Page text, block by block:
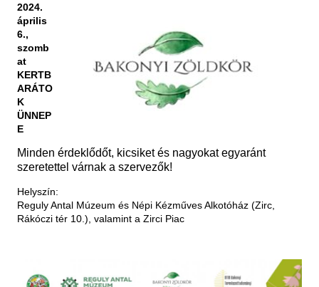
2024.
április
6.,
szomb
at
KERTB
ARÁTO
K
ÜNNEP
E
Minden érdeklődőt, kicsiket és nagyokat egyaránt
szeretettel várnak a szervezők!
Helyszín:
Reguly Antal Múzeum és Népi Kézműves Alkotóház (Zirc,
Rákóczi tér 10.), valamint a Zirci Piac